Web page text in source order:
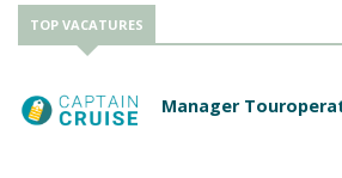
TOP VACATURES
Manager